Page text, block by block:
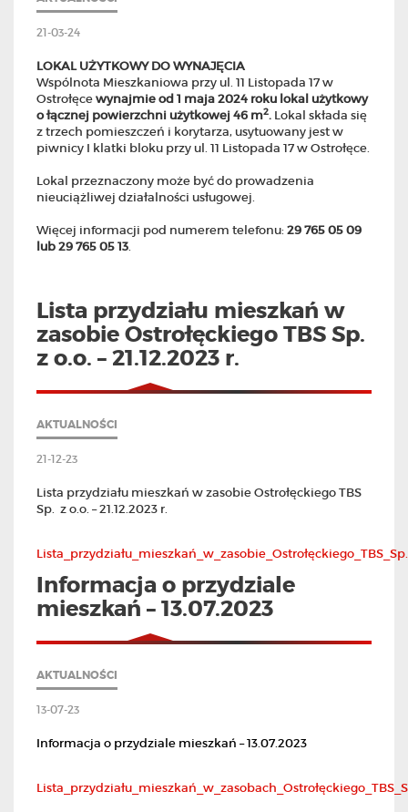
21-03-24
LOKAL UŻYTKOWY DO WYNAJĘCIA
Wspólnota Mieszkaniowa przy ul. 11 Listopada 17 w
Ostrołęcewynajmie od 1 maja 2024 roku lokal użytkowy
o łącznej powierzchni użytkowej 46 m2. Lokal składa się
z trzech pomieszczeń i korytarza, usytuowany jest w
piwnicy I klatki bloku przy ul. 11 Listopada 17 w Ostrołęce.
Lokal przeznaczony może być do prowadzenia
nieuciążliwej działalności usługowej.
Więcej informacji pod numerem telefonu: 29765 05 09
lub 29 765 05 13.
Lista przydziału mieszkań w
zasobie Ostrołęckiego TBS Sp.
z o.o. – 21.12.2023 r.
AKTUALNOŚCI
21-12-23
Lista przydziału mieszkań w zasobie Ostrołęckiego TBS
Sp. z o.o. – 21.12.2023 r.
Informacja o przydziale
mieszkań – 13.07.2023
AKTUALNOŚCI
13-07-23
Informacja o przydziale mieszkań – 13.07.2023